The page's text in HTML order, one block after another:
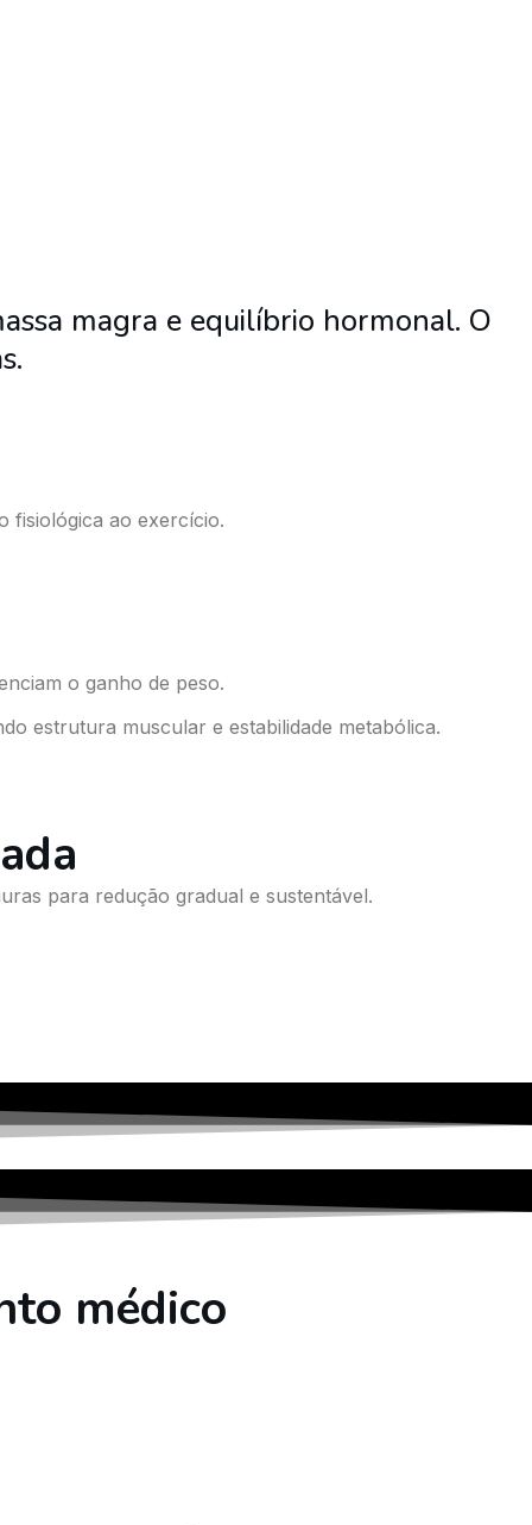
magra e equilíbrio hormonal. O
fisiológica ao exercício.
o ganho de peso.
estrutura muscular e estabilidade metabólica.
para redução gradual e sustentável.
médico